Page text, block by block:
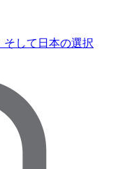
して日本の選択